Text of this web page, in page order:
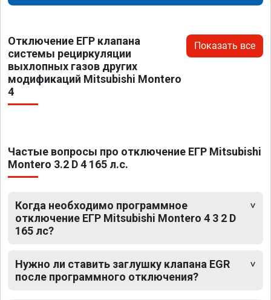
Отключение ЕГР клапана
системы рециркуляции
выхлопных газов других
модификаций Mitsubishi Montero
4
Показать все
Частые вопросы про отключение ЕГР Mitsubishi
Montero 3.2 D 4 165 л.с.
Когда необходимо программное
отключение ЕГР Mitsubishi Montero 4 3 2 D
165 лс?
Нужно ли ставить заглушку клапана EGR
после программного отключения?